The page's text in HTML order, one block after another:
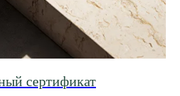
сертификат